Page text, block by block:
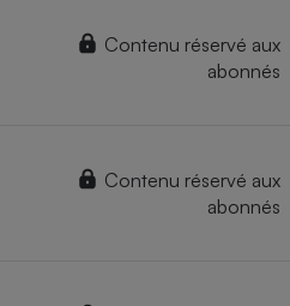
Contenu réservé aux
abonnés
Contenu réservé aux
abonnés